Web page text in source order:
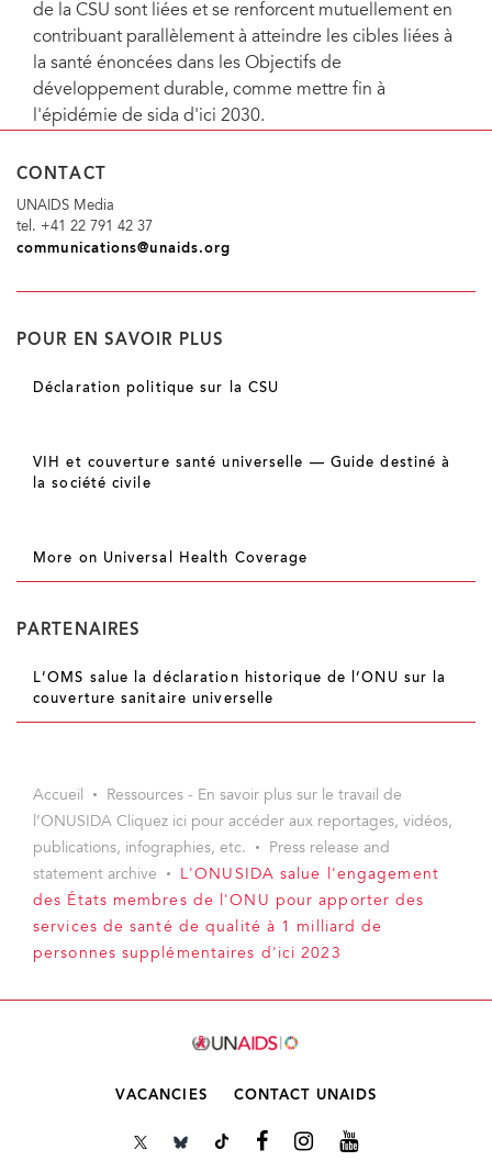
de la CSU sont liées et se renforcent mutuellement en
contribuant parallèlement à atteindre les cibles liées à
la santé énoncées dans les Objectifs de
développement durable, comme mettre fin à
l'épidémie de sida d'ici 2030.
CONTACT
UNAIDS Media
tel. +41 22 791 42 37
communications@unaids.org
POUR EN SAVOIR PLUS
Déclaration politique sur la CSU
VIH et couverture santé universelle — Guide destiné à
la société civile
More on Universal Health Coverage
PARTENAIRES
L’OMS salue la déclaration historique de l’ONU sur la
couverture sanitaire universelle
Accueil
Ressources - En savoir plus sur le travail de
l’ONUSIDA Cliquez ici pour accéder aux reportages, vidéos,
publications, infographies, etc.
Press release and
statement archive
L'ONUSIDA salue l'engagement
des États membres de l'ONU pour apporter des
services de santé de qualité à 1 milliard de
personnes supplémentaires d'ici 2023
VACANCIES CONTACT UNAIDS